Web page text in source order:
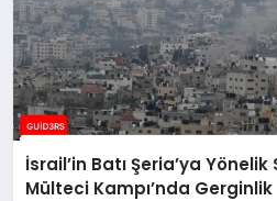
İsrail’in Batı Şeria’ya Yönelik
Mülteci Kampı’nda Gerginlik